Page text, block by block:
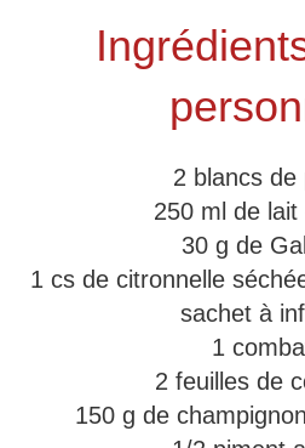
2 blancs de
250 ml de lait
30 g de
1 cs de citronnelle
sachet à
1
2 feuilles de
150 g de